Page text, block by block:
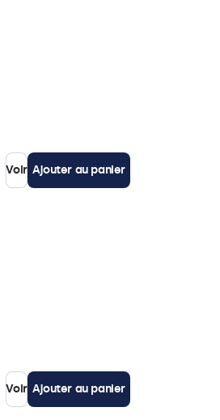
Voir Ajouter au panier
Voir Ajouter au panier